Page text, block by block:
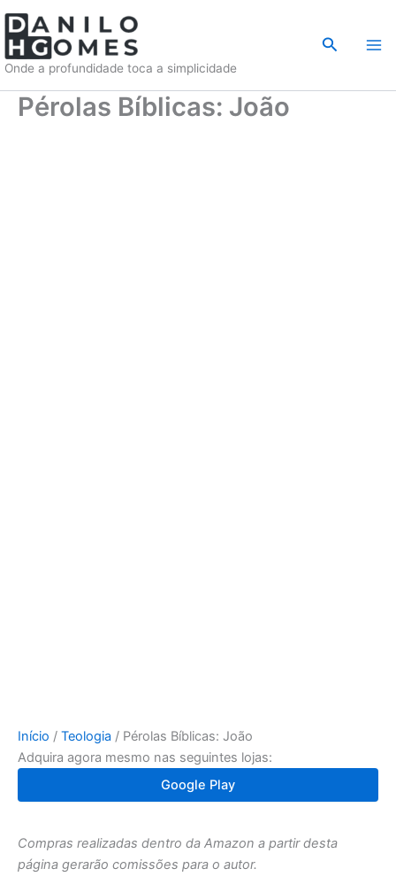
Ir
para
conteúdo
Onde a profundidade toca a simplicidade
Pesquisar
Pérolas Bíblicas: João
Início / Teologia / Pérolas Bíblicas: João
Adquira agora mesmo nas seguintes lojas:
Google Play
Compras realizadas dentro da Amazon a partir desta
página gerarão comissões para o autor.